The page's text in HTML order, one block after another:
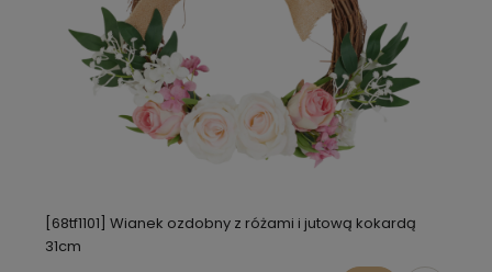
[68tf1101] Wianek ozdobny z różami i jutową kokardą
31cm